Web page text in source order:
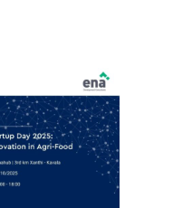
στην εκδήλωση
2025: